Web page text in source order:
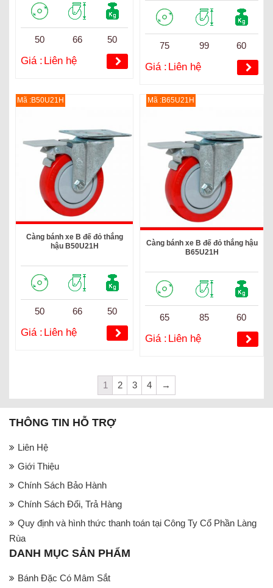
50 66 50
Giá : Liên hệ
75 99 60
Giá : Liên hệ
Mã :B50U21H
Càng bánh xe B đế đỏ thắng
hậu B50U21H
50 66 50
Giá : Liên hệ
Mã :B65U21H
Càng bánh xe B đế đỏ thắng hậu
B65U21H
65 85 60
Giá : Liên hệ
1 2 3 4 →
THÔNG TIN HỖ TRỢ
Liên Hệ
Giới Thiệu
Chính Sách Bảo Hành
Chính Sách Đổi, Trả Hàng
Quy định và hình thức thanh toán tại Công Ty Cổ Phần Làng
Rùa
DANH MỤC SẢN PHẨM
Bánh Đặc Có Mâm Sắt